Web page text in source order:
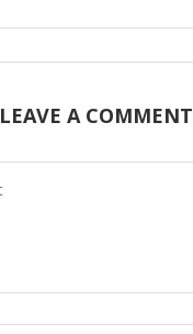
LEAVE A COMMENT